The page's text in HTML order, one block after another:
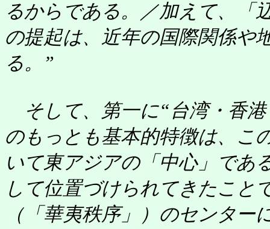
るからである。／加えて、「
の提起は、近年の国際関係や
る。”
そして、第一に“台湾・香
のもっとも基本的特徴は、こ
いて東アジアの「中心」であ
して位置づけられてきたこ
（「華夷秩序」）のセンタ